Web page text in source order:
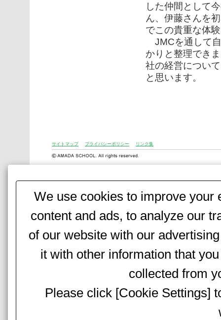
した仲間として
ん、伊藤さんを
でこの貴重な体
JMCを通して
かりと整理でき
社の経営につい
と思います。
サイトマップ プライバシーポリシー リンク集
We use cookies to improve your
content and ads, to analyze our
of our website with our
it with other information that
collected from
Please click [Cookie Settings]